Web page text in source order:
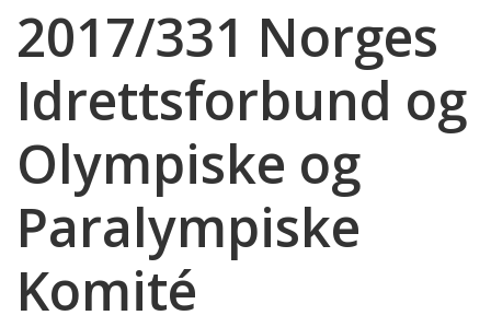
2017/331 Norges
Idrettsforbund og
Olympiske og
Paralympiske
Komité